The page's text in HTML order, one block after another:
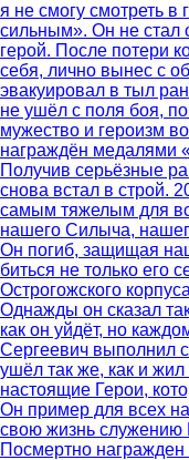
я не смогу смотреть в
сильным». Он не стал
герой. После потери
себя, лично вынес с
эвакуировал в тыл
не ушёл с поля боя,
мужество и героизм
награждён медалями
Получив серьёзные
снова встал в строй.
самым тяжелым для
нашего Силыча,
Он погиб, защищая
биться не только его
Острогожского
Однажды он сказал
как он уйдёт, но
Сергеевич выполнил
ушёл так же, как и
настоящие Герои,
Он пример для всех
свою жизнь служению
Посмертно